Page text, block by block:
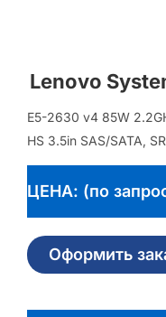
Lenovo
E5-2630 v4 85W
HS 3.5in SAS/SATA,
ЦЕНА: (по
Оформить